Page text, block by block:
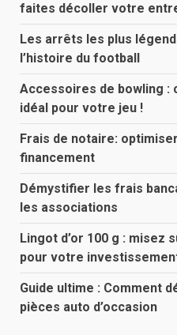
faites décoller votre
Les arrêts les plus
l’histoire du football
Accessoires de bowling :
idéal pour votre jeu !
Frais de notaire:
financement
Démystifier les frais
les associations
Lingot d’or 100 g : misez
pour votre
Guide ultime : Comment
pièces auto d’occasion